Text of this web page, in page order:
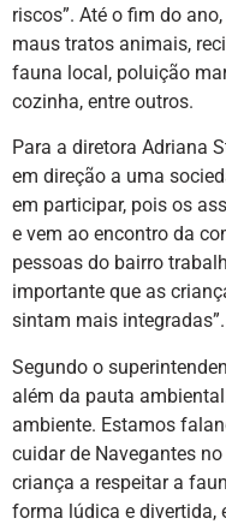
riscos”. Até o fim do
maus tratos animais,
fauna local, poluição
cozinha, entre outros.
Para a diretora Adriana
em direção a uma
em participar, pois os
e vem ao encontro da
pessoas do bairro
importante que as
sintam mais integradas”.
Segundo o
além da pauta
ambiente. Estamos
cuidar de Navegantes
criança a respeitar a
forma lúdica e divertida,